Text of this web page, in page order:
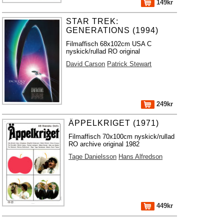
149kr
STAR TREK:
GENERATIONS (1994)
Filmaffisch 68x102cm USA C
nyskick/rullad RO original
David Carson Patrick Stewart
249kr
ÄPPELKRIGET (1971)
Filmaffisch 70x100cm nyskick/rullad
RO archive original 1982
Tage Danielsson Hans Alfredson
449kr